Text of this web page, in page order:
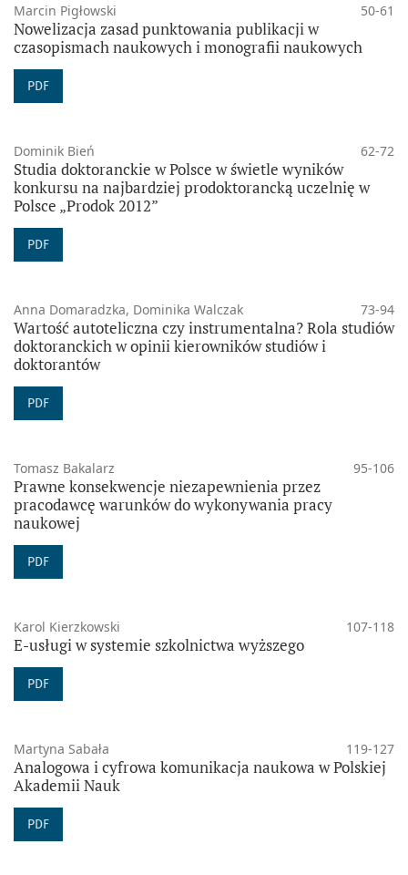
Marcin Pigłowski 50-61
Nowelizacja zasad punktowania publikacji w
czasopismach naukowych i monografii naukowych
PDF
Dominik Bień 62-72
Studia doktoranckie w Polsce w świetle wyników
konkursu na najbardziej prodoktorancką uczelnię w
Polsce „Prodok 2012”
PDF
Anna Domaradzka, Dominika Walczak 73-94
Wartość autoteliczna czy instrumentalna? Rola studiów
doktoranckich w opinii kierowników studiów i
doktorantów
PDF
Tomasz Bakalarz 95-106
Prawne konsekwencje niezapewnienia przez
pracodawcę warunków do wykonywania pracy
naukowej
PDF
Karol Kierzkowski 107-118
E-usługi w systemie szkolnictwa wyższego
PDF
Martyna Sabała 119-127
Analogowa i cyfrowa komunikacja naukowa w Polskiej
Akademii Nauk
PDF